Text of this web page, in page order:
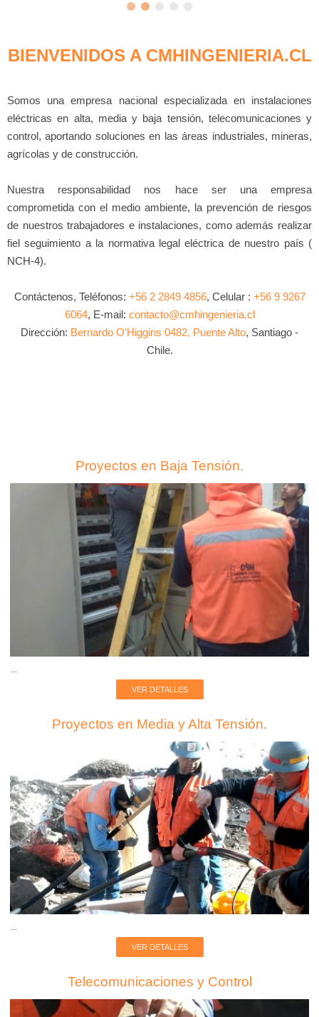
BIENVENIDOS A CMHINGENIERIA.CL
Somos una empresa nacional especializada en instalaciones
eléctricas en alta, media y baja tensión, telecomunicaciones y
control, aportando soluciones en las áreas industriales, mineras,
agrícolas y de construcción.
Nuestra responsabilidad nos hace ser una empresa
comprometida con el medio ambiente, la prevención de riesgos
de nuestros trabajadores e instalaciones, como además realizar
fiel seguimiento a la normativa legal eléctrica de nuestro país (
NCH-4).
Contáctenos, Teléfonos: +56 2 2849 4856, Celular : +56 9 9267
6064, E-mail: contacto@cmhingenieria.cl
Dirección: Bernardo O'Higgins 0482, Puente Alto, Santiago -
Chile.
Proyectos en Baja Tensión.
VER DETALLES
Proyectos en Media y Alta Tensión.
VER DETALLES
Telecomunicaciones y Control